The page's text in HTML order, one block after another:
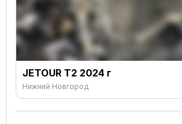
JETOUR T2 2024 г
Нижний Новгород